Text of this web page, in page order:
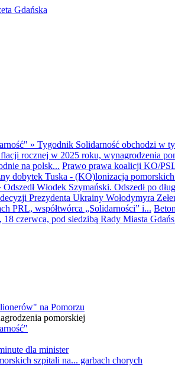
» Tygodnik Solidarność obchodzi w
rocznej w 2025 roku, wynagrodzenia
na polsk... Prawo prawa koalicji KO/
dobytek Tuska - (KO)lonizacja
Odszedł Włodek Szymański. Odszedł po
Prezydenta Ukrainy Wołodymyra
PRL, współtwórca „Solidarności” i...
18 czerwca, pod siedzibą Rady Miasta
na Pomorzu
pomorskiej
dla minister
szpitali na... garbach chorych